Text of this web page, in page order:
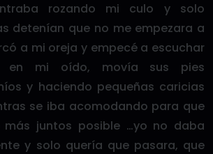
rozando mi culo y solo
detenían que no me empezara a
a mi oreja y empecé a escuchar
en mi oído, movía sus pies
y haciendo pequeñas caricias
se iba acomodando para que
más juntos posible …yo no daba
y solo quería que pasara, que